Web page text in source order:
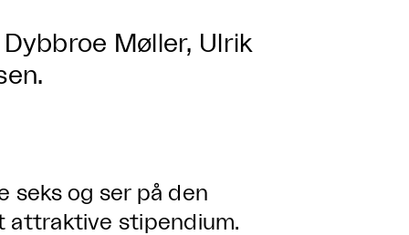
Møller, Ulrik
seks og ser på den
attraktive stipendium.